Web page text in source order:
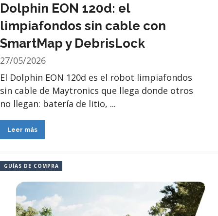
Dolphin EON 120d: el
limpiafondos sin cable con
SmartMap y DebrisLock
27/05/2026
El Dolphin EON 120d es el robot limpiafondos
sin cable de Maytronics que llega donde otros
no llegan: batería de litio, ...
Leer más
GUÍAS DE COMPRA